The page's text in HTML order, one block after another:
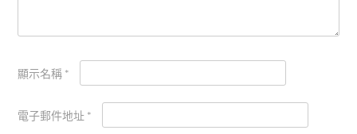
顯示名稱 *
電子郵件地址 *